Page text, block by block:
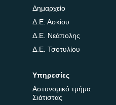
Δημαρχείο
Δ.Ε. Ασκίου
Δ.Ε. Νεάπολης
Δ.Ε. Τσοτυλίου
Υπηρεσίες
Αστυνομικό τμήμα
Σιάτιστας